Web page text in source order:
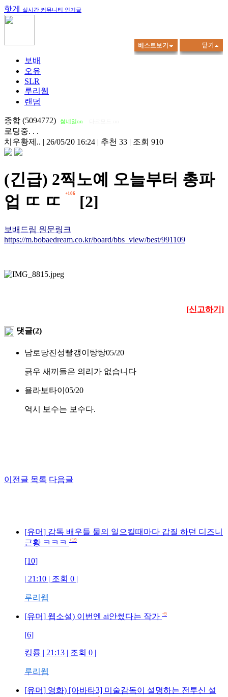
핫게 실시간 커뮤니티 인기글
보배
오유
SLR
루리웹
랜덤
종합 (5094772) 썸네일on
로딩중. . .
치우황제.. | 26/05/20 16:24 | 추천 33 | 조회 910
(긴급) 2찍노예 오늘부터 총파
업 ㄸ ㄸ
+106 [2]
보배드림 원문링크
https://m.bobaedream.co.kr/board/bbs_view/best/991109
[신고하기]
댓글(2)
남로당진성빨갱이탕탕05/20
긁우 새끼들은 의리가 없습니다
욜라보타이 05/20
역시 보수는 보수다.
이전글 목록 다음글
[유머] 감독 배우들 물의 일으킬때마다 갑질 하던 디즈니
근황 ㅋㅋㅋ
+19
[10]
| 21:10 | 조회 0 |
루리웹
[유머] 웹소설) 이번엔 ai안썼다는 작가 +9
[6]
킹룡 | 21:13 | 조회 0 |
루리웹
[유머] 영화) [아바타3] 미술감독이 설명하는 전투신 설